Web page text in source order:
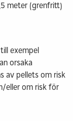
meter (grenfritt)
exempel
orsaka
av pellets om risk
eller om risk för